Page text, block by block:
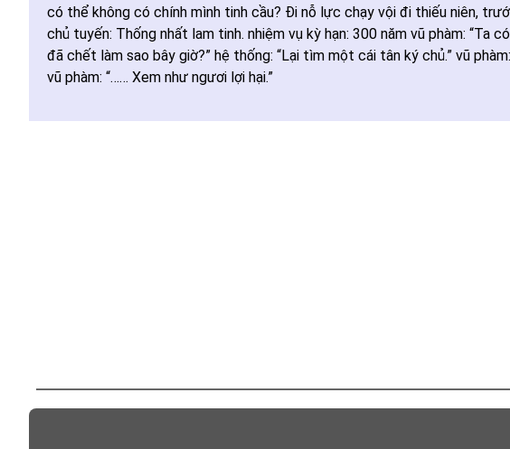
có thể không có chính mình tinh cầu? Đi nỗ lực chạy vội đi thiếu niên,
chủ tuyến: Thống nhất lam tinh. nhiệm vụ kỳ hạn: 300 năm vũ phàm: “Ta
đã chết làm sao bây giờ?” hệ thống: “Lại tìm một cái tân ký chủ.” vũ
vũ phàm: “…… Xem như ngươi lợi hại.”